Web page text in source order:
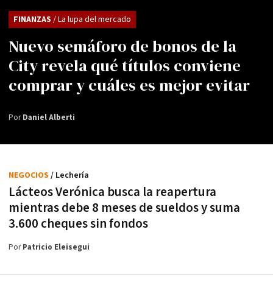
Nuevo semáforo de bonos de la
City revela qué títulos conviene
comprar y cuáles es mejor evitar
FINANZAS / La lupa del mercado
PorDaniel Alberti
Lácteos Verónica busca la reapertura
mientras debe 8 meses de sueldos y suma
3.600 cheques sin fondos
NEGOCIOS / Lechería
PorPatricio Eleisegui